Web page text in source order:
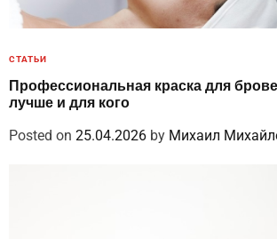
СТАТЬИ
Профессиональная краска для
лучше и для кого
Posted on 25.04.2026 by Михаил